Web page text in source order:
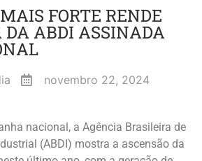
FORTE RENDE
ABDI ASSINADA
novembro 22, 2024
nacional, a Agência Brasileira de
(ABDI) mostra a ascensão da